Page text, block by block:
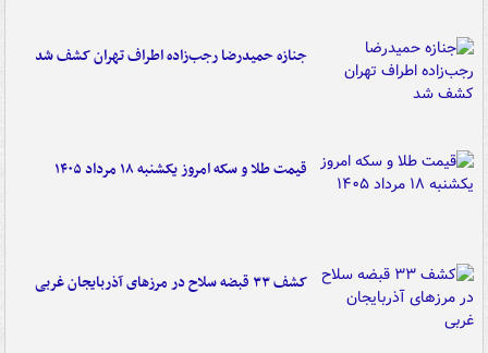
جنازه حمیدرضا رجب‌زاده اطراف تهران کشف شد
قیمت طلا و سکه امروز یکشنبه ۱۸ مرداد ۱۴۰۵
کشف ۳۳ قبضه سلاح در مرزهای آذربایجان غربی